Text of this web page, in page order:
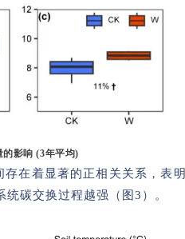
的影响 (3年平均)
在着显著的正相关关系，表明
碳交换过程越强（图3）。